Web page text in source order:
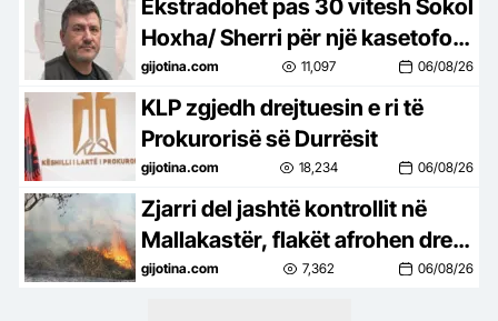
Ekstradohet pas 30 vitesh Sokol
Hoxha/ Sherri për një kasetofon
solli vrasjen e dy vëllezërve në
Patos
gijotina.com 11,097 06/08/26
KLP zgjedh drejtuesin e ri të
Prokurorisë së Durrësit
gijotina.com 18,234 06/08/26
Zjarri del jashtë kontrollit në
Mallakastër, flakët afrohen drejt
fshatit Drenije
gijotina.com 7,362 06/08/26